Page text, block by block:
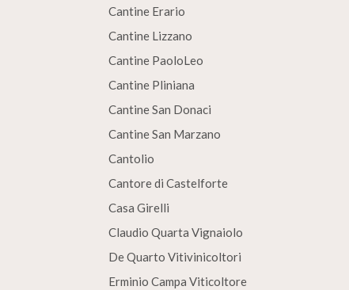
Cantine Erario
Cantine Lizzano
Cantine PaoloLeo
Cantine Pliniana
Cantine San Donaci
Cantine San Marzano
Cantolio
Cantore di Castelforte
Casa Girelli
Claudio Quarta Vignaiolo
De Quarto Vitivinicoltori
Erminio Campa Viticoltore